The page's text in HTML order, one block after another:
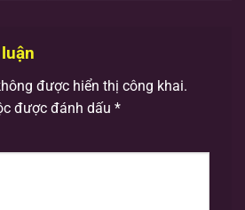
được hiển thị công khai.
được đánh dấu *